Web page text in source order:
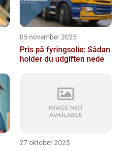
05 november 2025
Pris på fyringsolie: Sådan
holder du udgiften nede
27 oktober 2025